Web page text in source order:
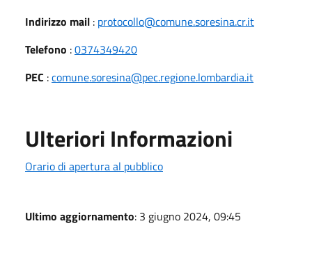
Indirizzo mail : protocollo@comune.soresina.cr.it
Telefono :0374349420
PEC :comune.soresina@pec.regione.lombardia.it
Ulteriori Informazioni
Orario di apertura al pubblico
Ultimo aggiornamento: 3 giugno 2024, 09:45